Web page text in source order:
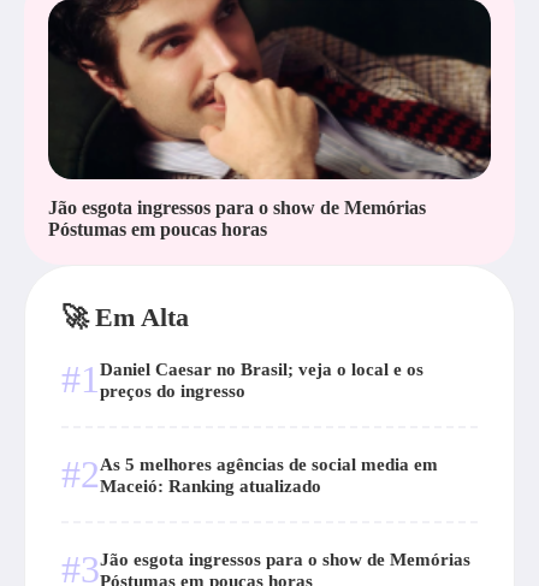
Jão esgota ingressos para o show de Memórias
Póstumas em poucas horas
🚀 Em Alta
#1 Daniel Caesar no Brasil; veja o local e os
preços do ingresso
#2As 5 melhores agências de social media em
Maceió: Ranking atualizado
#3Jão esgota ingressos para o show de Memórias
Póstumas em poucas horas